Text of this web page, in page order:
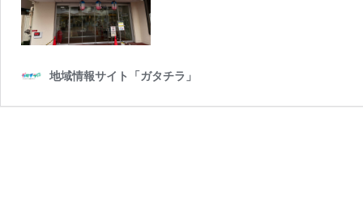
地域情報サイト「ガタチラ」